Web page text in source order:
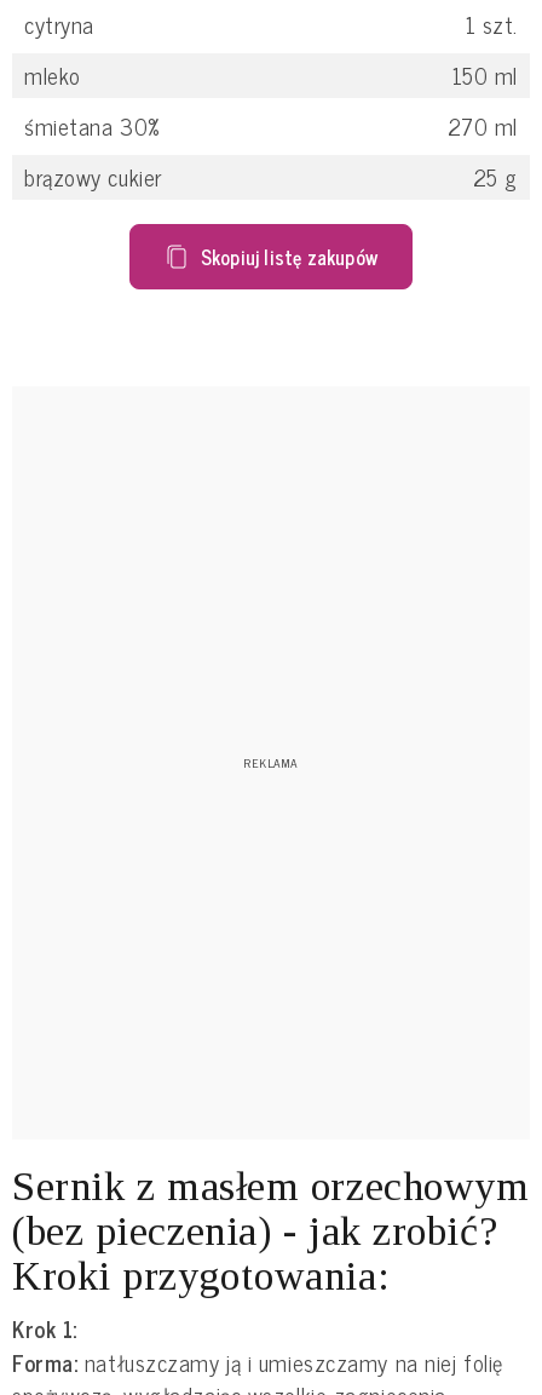
cytryna
1 szt.
mleko
150 ml
śmietana 30%
270 ml
brązowy cukier
25 g
Skopiuj listę zakupów
Sernik z masłem orzechowym
(bez pieczenia) - jak zrobić?
Kroki przygotowania:
Krok 1:
Forma: natłuszczamy ją i umieszczamy na niej folię